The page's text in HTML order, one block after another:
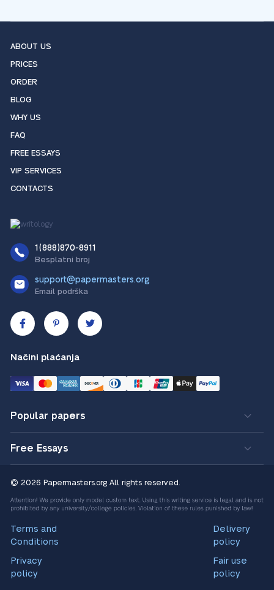
ABOUT US
PRICES
ORDER
BLOG
WHY US
FAQ
FREE ESSAYS
VIP SERVICES
CONTACTS
1(888)870-8911
Besplatni broj
support@papermasters.org
Email podrška
Načini plaćanja
Popular papers
Free Essays
© 2026 Papermasters.org All rights reserved.
Terms and
Conditions
Privacy
policy
Delivery
policy
Fair use
policy